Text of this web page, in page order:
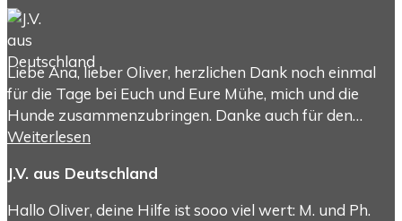
Liebe Ana, lieber Oliver, herzlichen Dank noch einmal
für die Tage bei Euch und Eure Mühe, mich und die
Hunde zusammenzubringen. Danke auch für den…
Weiterlesen
J.V. aus Deutschland
Hallo Oliver, deine Hilfe ist sooo viel wert: M. und Ph.